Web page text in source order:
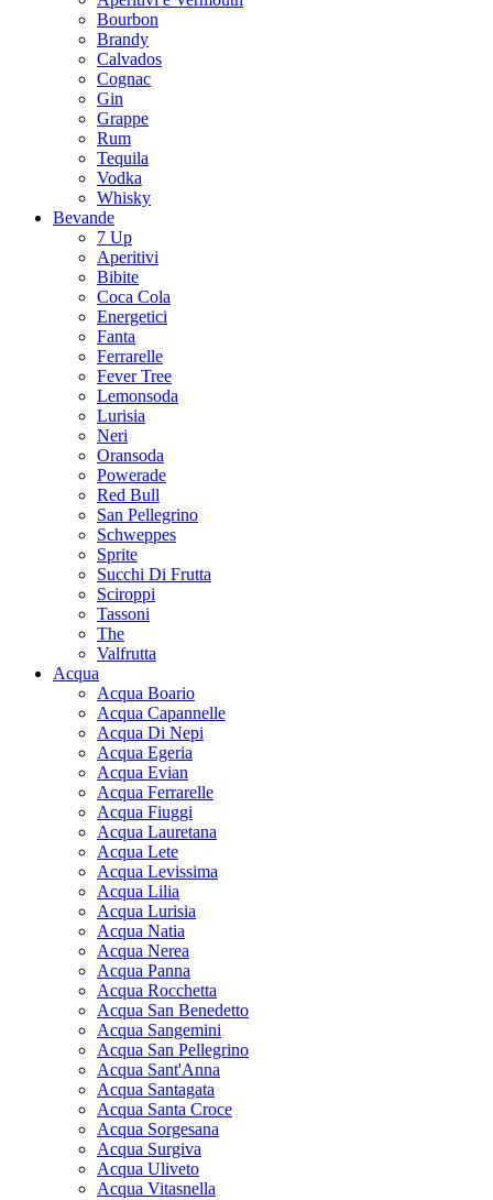
Bourbon
Brandy
Calvados
Cognac
Gin
Grappe
Rum
Tequila
Vodka
Whisky
Bevande
7 Up
Aperitivi
Bibite
Coca Cola
Energetici
Fanta
Ferrarelle
Fever Tree
Lemonsoda
Lurisia
Neri
Oransoda
Powerade
Red Bull
San Pellegrino
Schweppes
Sprite
Succhi Di Frutta
Sciroppi
Tassoni
The
Valfrutta
Acqua
Acqua Boario
Acqua Capannelle
Acqua Di Nepi
Acqua Egeria
Acqua Evian
Acqua Ferrarelle
Acqua Fiuggi
Acqua Lauretana
Acqua Lete
Acqua Levissima
Acqua Lilia
Acqua Lurisia
Acqua Natia
Acqua Nerea
Acqua Panna
Acqua Rocchetta
Acqua San Benedetto
Acqua Sangemini
Acqua San Pellegrino
Acqua Sant'Anna
Acqua Santagata
Acqua Santa Croce
Acqua Sorgesana
Acqua Surgiva
Acqua Uliveto
Acqua Vitasnella